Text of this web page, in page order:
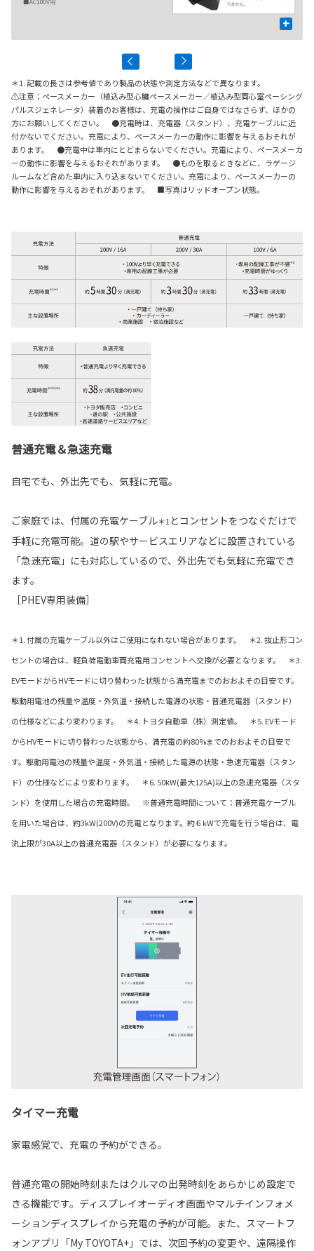
+
＊1. 記載の長さは参考値であり製品の状態や測定方法などで異なります。
⚠注意：ペースメーカー（植込み型心臓ペースメーカー／植込み型両心室ペーシング
パルスジェネレータ）装着のお客様は、充電の操作はご自身ではなさらず、ほかの
方にお願いしてください。 ●充電時は、充電器（スタンド）、充電ケーブルに近
付かないでください。充電により、ペースメーカーの動作に影響を与えるおそれが
あります。 ●充電中は車内にとどまらないでください。充電により、ペースメーカ
ーの動作に影響を与えるおそれがあります。 ●ものを取るときなどに、ラゲージ
ルームなど含めた車内に入り込まないでください。充電により、ペースメーカーの
動作に影響を与えるおそれがあります。 ■写真はリッドオープン状態。
普通充電＆急速充電
自宅でも、外出先でも、気軽に充電。
ご家庭では、付属の充電ケーブル＊1 とコンセントをつなぐだけで
手軽に充電可能。道の駅やサービスエリアなどに設置されている
「急速充電」にも対応しているので、外出先でも気軽に充電でき
ます。
［PHEV専用装備］
＊1. 付属の充電ケーブル以外はご使用になれない場合があります。 ＊2. 抜止形コン
セントの場合は、軽負荷電動車両充電用コンセントへ交換が必要となります。 ＊3.
EVモードからHVモードに切り替わった状態から満充電までのおおよその目安です。
駆動用電池の残量や温度・外気温・接続した電源の状態・普通充電器（スタンド）
の仕様などにより変わります。 ＊4. トヨタ自動車（株）測定値。 ＊5. EVモード
からHVモードに切り替わった状態から、満充電の約80%までのおおよその目安で
す。駆動用電池の残量や温度・外気温・接続した電源の状態・急速充電器（スタン
ド）の仕様などにより変わります。 ＊6. 50kW(最大125A)以上の急速充電器（スタ
ンド）を使用した場合の充電時間。 ※普通充電時間について：普通充電ケーブル
を用いた場合は、約3kW(200V)の充電となります。約６kWで充電を行う場合は、電
流上限が30A以上の普通充電器（スタンド）が必要になります。
タイマー充電
家電感覚で、充電の予約ができる。
普通充電の開始時刻またはクルマの出発時刻をあらかじめ設定で
きる機能です。ディスプレイオーディオ画面やマルチインフォメ
ーションディスプレイから充電の予約が可能。また、スマートフ
ォンアプリ「My TOYOTA+」では、次回予約の変更や、遠隔操作